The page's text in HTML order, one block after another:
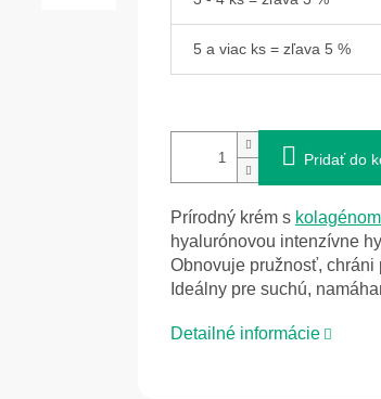
5 a viac ks = zľava 5 %
Pridať do
Prírodný krém s kolagénom
hyalurónovou intenzívne
Obnovuje pružnosť, chráni
Ideálny pre suchú,
Detailné informácie